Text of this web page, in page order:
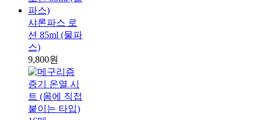
샤론파스 로
션 85ml (물파
스)
9,800원